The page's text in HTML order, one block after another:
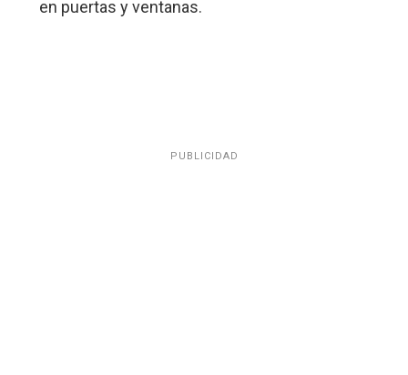
en puertas y ventanas.
PUBLICIDAD